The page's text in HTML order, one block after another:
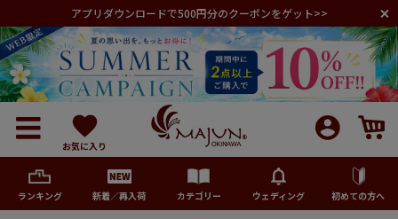
アプリダウンロードで500円分のクーポンをゲット>>
お気に入り
ランキング 新着／再入荷 カテゴリー ウェディング 初めての方へ